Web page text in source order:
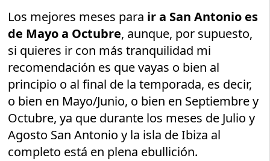
Los mejores meses para ir a San Antonio es
de Mayo a Octubre, aunque, por supuesto,
si quieres ir con más tranquilidad mi
recomendación es que vayas o bien al
principio o al final de la temporada, es decir,
o bien en Mayo/Junio, o bien en Septiembre y
Octubre, ya que durante los meses de Julio y
Agosto San Antonio y la isla de Ibiza al
completo está en plena ebullición.